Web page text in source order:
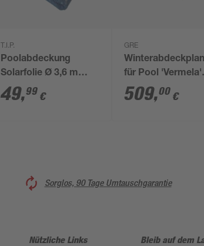
T.I.P.
Poolabdeckung
Solarfolie Ø 3,6 m
blau
49,99 €
GRE
für Pool 'Vermela'
grau 512 x 712 cm
509,00 €
Sorglos, 90 Tage Umtauschgarantie
Nützliche Links Bleib auf dem